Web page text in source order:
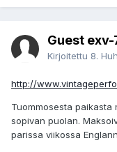
Guest exv-
Kirjoitettu 8.
http://
Tuommosesta paikasta
sopivan puolan.
parissa viikossa